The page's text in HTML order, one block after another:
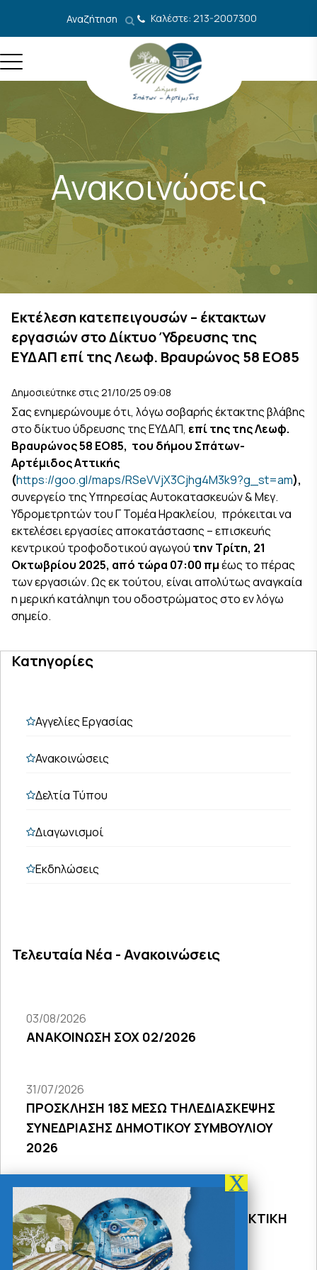
Αναζήτηση Καλέστε: 213-2007300
Ανακοινώσεις
Εκτέλεση κατεπειγουσών – έκτακτων
εργασιών στο Δίκτυο Ύδρευσης της
ΕΥΔΑΠ επί της Λεωφ. Βραυρώνος 58 ΕΟ85
Δημοσιεύτηκε στις 21/10/25 09:08
Σας ενημερώνουμε ότι, λόγω σοβαρής έκτακτης βλάβης
στο δίκτυο ύδρευσης της ΕΥΔΑΠ, επί της της Λεωφ.
Βραυρώνος 58 ΕΟ85, του δήμου Σπάτων-
Αρτέμιδος Αττικής
(https://goo.gl/maps/RSeVVjX3Cjhg4M3k9?g_st=am),
συνεργείο της Υπηρεσίας Αυτοκατασκευών & Μεγ.
Υδρομετρητών του Γ Τομέα Ηρακλείου, πρόκειται να
εκτελέσει εργασίες αποκατάστασης – επισκευής
κεντρικού τροφοδοτικού αγωγού τηνΤρίτη, 21
Οκτωβρίου 2025, από τώρα 07:00 πμέως το πέρας
των εργασιών. Ως εκ τούτου, είναι απολύτως αναγκαία
η μερική κατάληψη του οδοστρώματος στο εν λόγω
σημείο.
Κατηγορίες
Αγγελίες Εργασίας
Ανακοινώσεις
Δελτία Τύπου
Διαγωνισμοί
Εκδηλώσεις
Τελευταία Νέα - Ανακοινώσεις
03/08/2026
ΑΝΑΚΟΙΝΩΣΗ ΣΟΧ 02/2026
31/07/2026
ΠΡΟΣΚΛΗΣΗ 18Σ ΜΕΣΩ ΤΗΛΕΔΙΑΣΚΕΨΗΣ
ΣΥΝΕΔΡΙΑΣΗΣ ΔΗΜΟΤΙΚΟΥ ΣΥΜΒΟΥΛΙΟΥ
2026
ΠΡΟΣΚΛΗΣΗ 27ης ΣΥΝΕΔΡΙΑΣΗΣ ΤΑΚΤΙΚΗ
ΔΙΑ ΖΩΣΗΣ